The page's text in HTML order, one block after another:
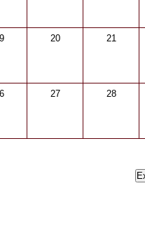
20 21
27 28